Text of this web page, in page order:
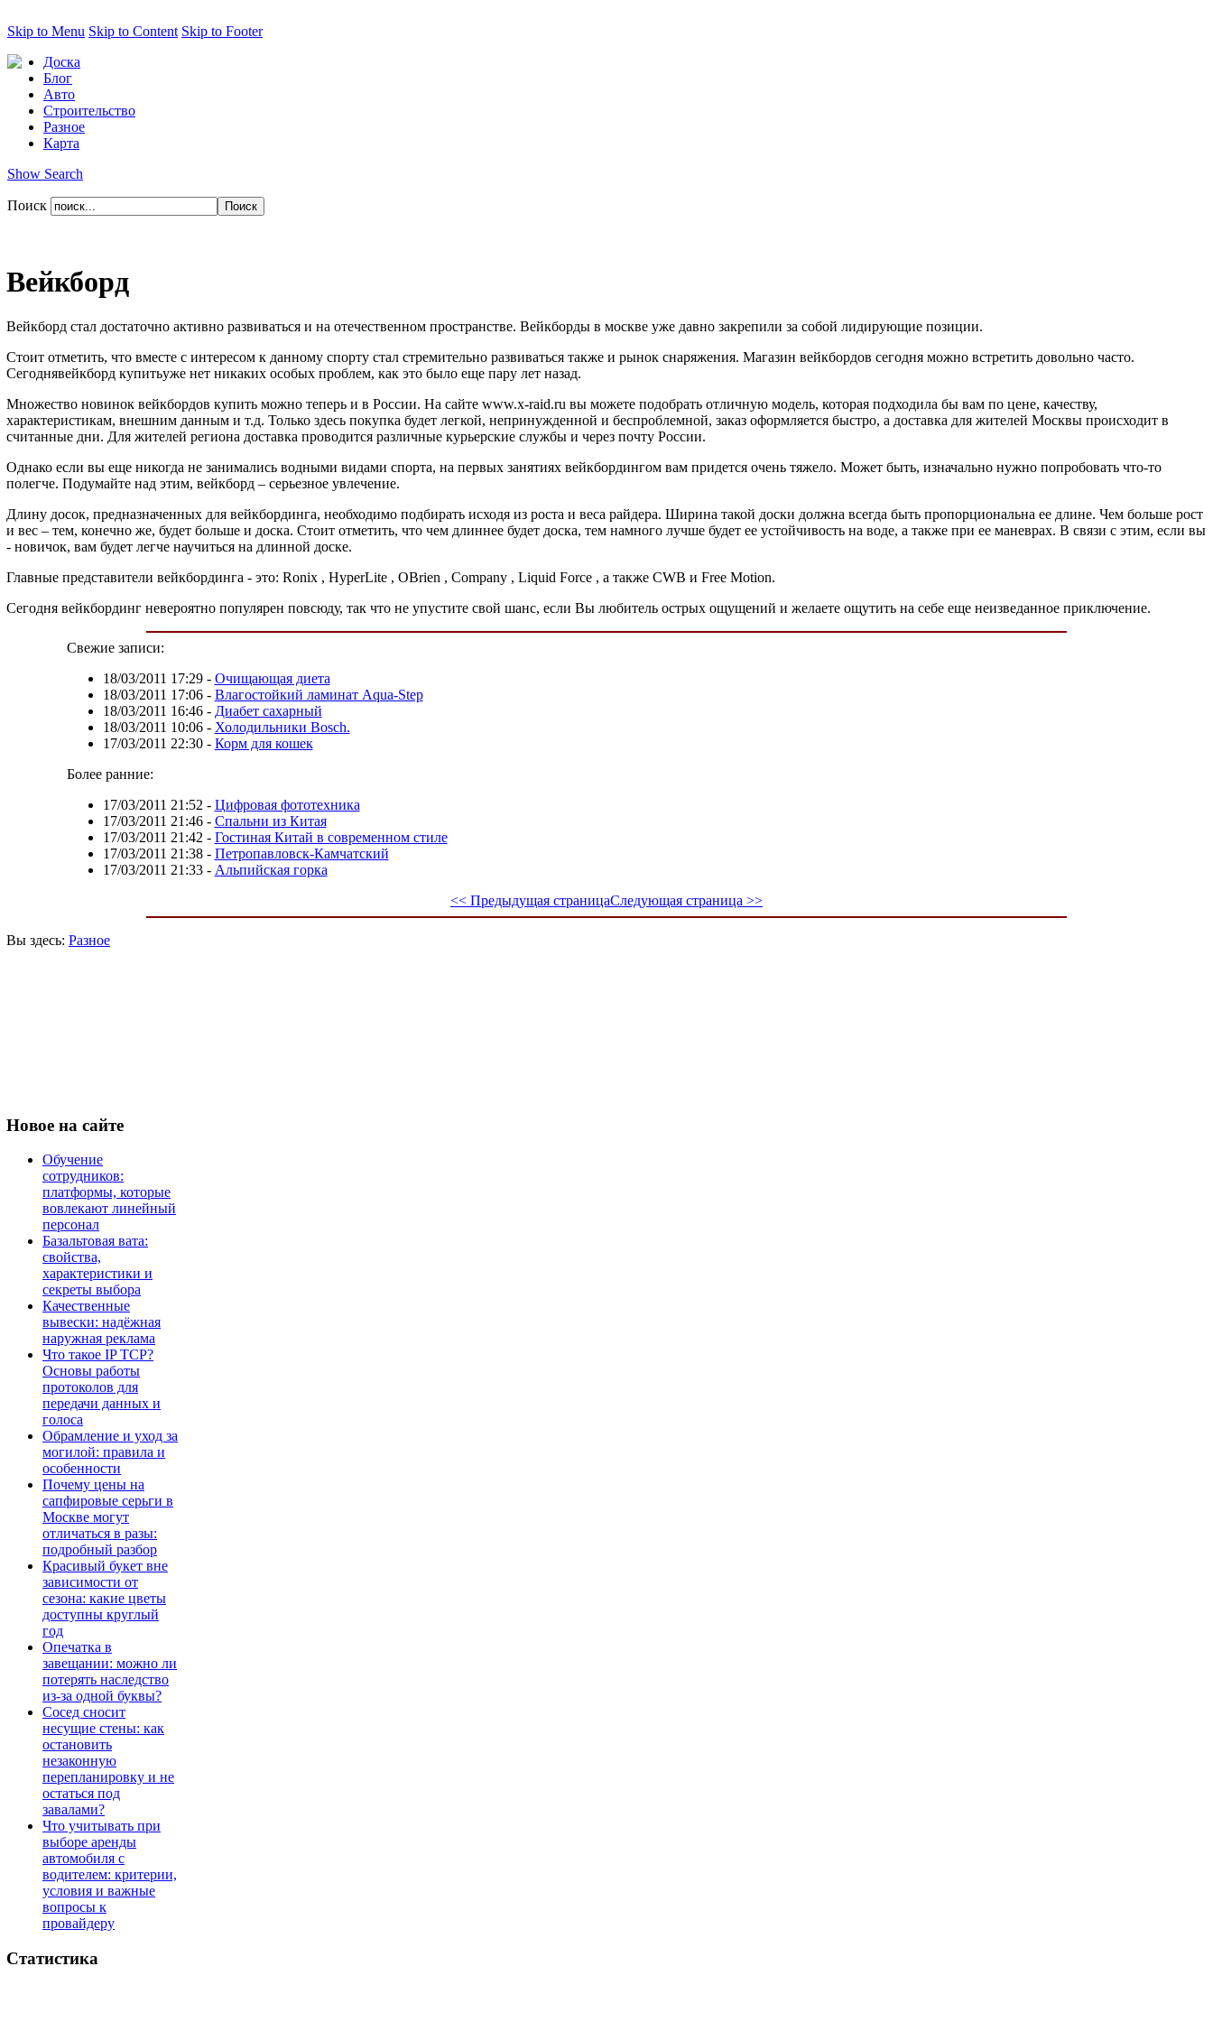
Skip to Menu Skip to Content Skip to Footer
Доска
Блог
Авто
Строительство
Разное
Карта
Show Search
Поиск
Вейкборд
Вейкборд стал достаточно активно развиваться и на отечественном пространстве. Вейкборды в москве уже давно закрепили за собой лидирующие позиции.
Стоит отметить, что вместе с интересом к данному спорту стал стремительно развиваться также и рынок снаряжения. Магазин вейкбордов сегодня можно встретить довольно часто.
Сегоднявейкборд купитьуже нет никаких особых проблем, как это было еще пару лет назад.
Множество новинок вейкбордов купить можно теперь и в России. На сайте www.x-raid.ru вы можете подобрать отличную модель, которая подходила бы вам по цене, качеству,
характеристикам, внешним данным и т.д. Только здесь покупка будет легкой, непринужденной и беспроблемной, заказ оформляется быстро, а доставка для жителей Москвы происходит в
считанные дни. Для жителей региона доставка проводится различные курьерские службы и через почту России.
Однако если вы еще никогда не занимались водными видами спорта, на первых занятиях вейкбордингом вам придется очень тяжело. Может быть, изначально нужно попробовать что-то
полегче. Подумайте над этим, вейкборд – серьезное увлечение.
Длину досок, предназначенных для вейкбординга, необходимо подбирать исходя из роста и веса райдера. Ширина такой доски должна всегда быть пропорциональна ее длине. Чем больше рост
и вес – тем, конечно же, будет больше и доска. Стоит отметить, что чем длиннее будет доска, тем намного лучше будет ее устойчивость на воде, а также при ее маневрах. В связи с этим, если вы
- новичок, вам будет легче научиться на длинной доске.
Главные представители вейкбординга - это: Ronix , HyperLite , OBrien , Company , Liquid Force , а также CWB и Free Motion.
Сегодня вейкбординг невероятно популярен повсюду, так что не упустите свой шанс, если Вы любитель острых ощущений и желаете ощутить на себе еще неизведанное приключение.
Свежие записи:
18/03/2011 17:29- Очищающая диета
18/03/2011 17:06- Влагостойкий ламинат Aqua-Step
18/03/2011 16:46- Диабет сахарный
18/03/2011 10:06- Холодильники Bosch.
17/03/2011 22:30- Корм для кошек
Более ранние:
17/03/2011 21:52 - Цифровая фототехника
17/03/2011 21:46- Спальни из Китая
17/03/2011 21:42 - Гостиная Китай в современном стиле
17/03/2011 21:38- Петропавловск-Камчатский
17/03/2011 21:33- Альпийская горка
<< Предыдущая страницаСледующая страница >>
Вы здесь: Разное
Новое на сайте
Обучение
сотрудников:
платформы, которые
вовлекают линейный
персонал
Базальтовая вата:
свойства,
характеристики и
секреты выбора
Качественные
вывески: надёжная
наружная реклама
Что такое IP TCP?
Основы работы
протоколов для
передачи данных и
голоса
Обрамление и уход за
могилой: правила и
особенности
Почему цены на
сапфировые серьги в
Москве могут
отличаться в разы:
подробный разбор
Красивый букет вне
зависимости от
сезона: какие цветы
доступны круглый
год
Опечатка в
завещании: можно ли
потерять наследство
из-за одной буквы?
Сосед сносит
несущие стены: как
остановить
незаконную
перепланировку и не
остаться под
завалами?
Что учитывать при
выборе аренды
автомобиля с
водителем: критерии,
условия и важные
вопросы к
провайдеру
Статистика